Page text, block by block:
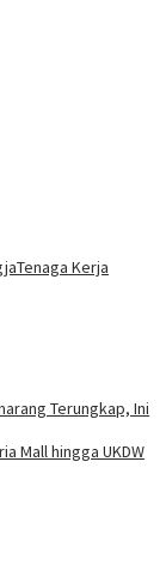
Tenaga Kerja
Terungkap, Ini
Mall hingga UKDW